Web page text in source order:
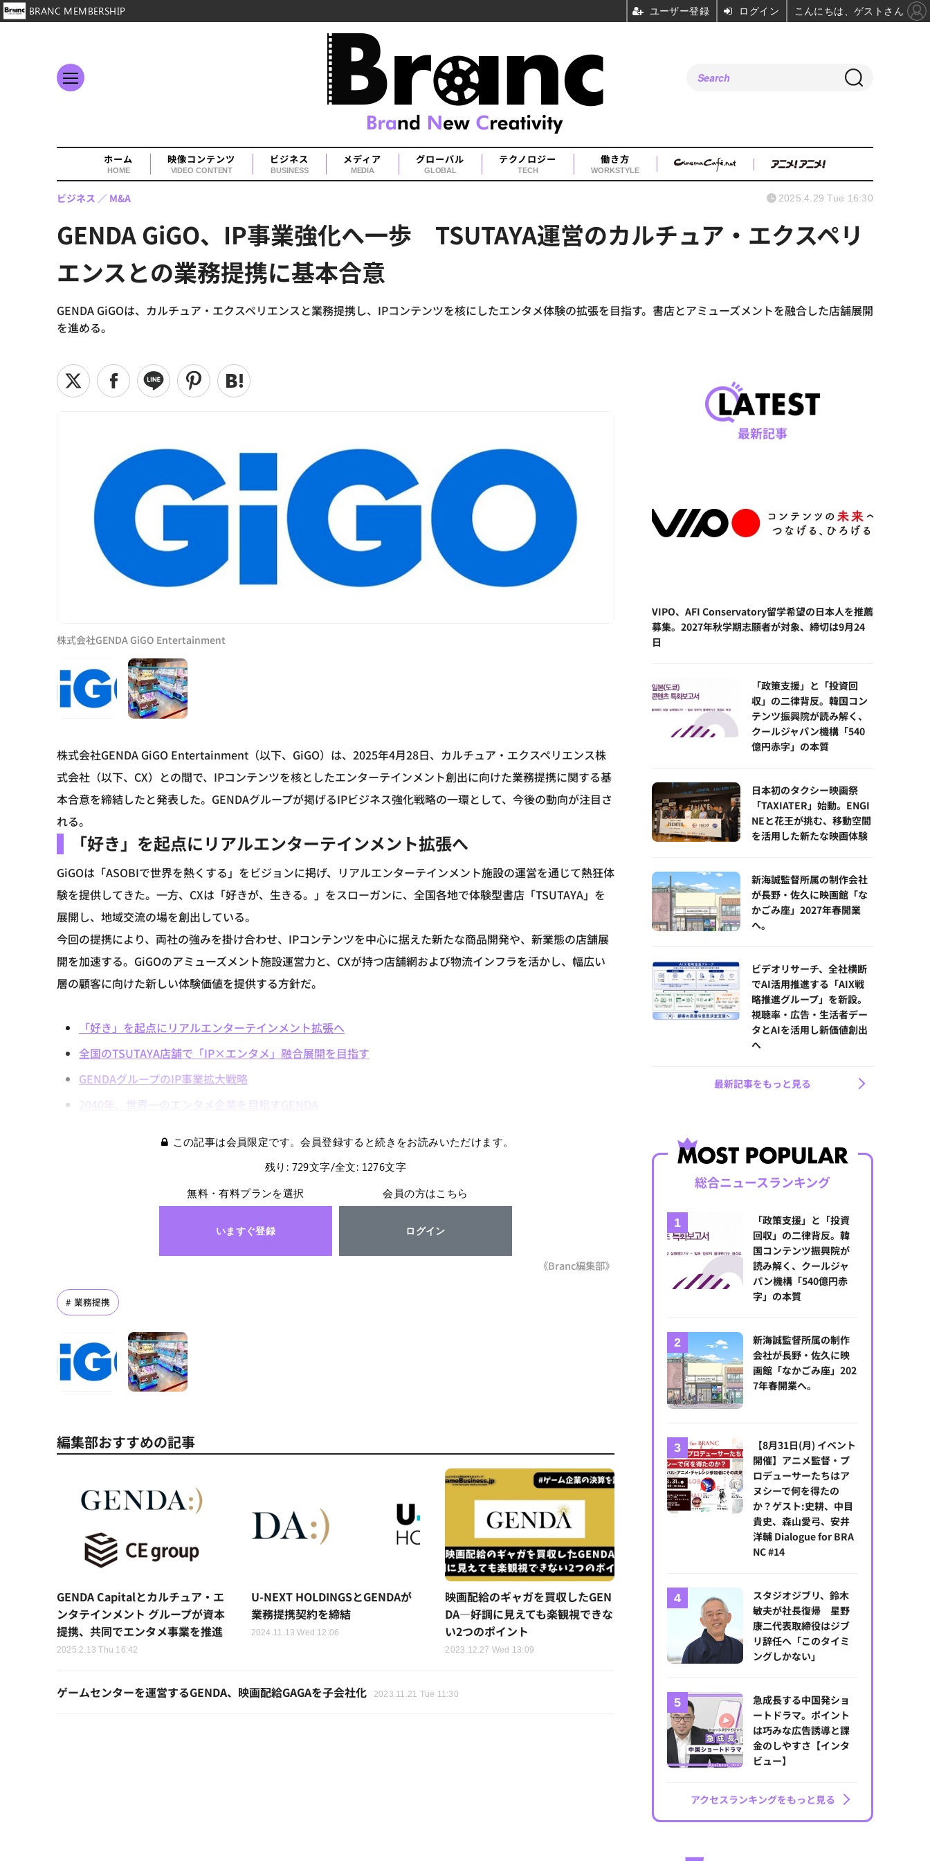
ホーム
HOME
映像コンテンツ
VIDEO CONTENT
ビジネス
BUSINESS
メディア
MEDIA
グローバル
GLOBAL
テクノロジー
TECH
働き方
WORKSTYLE
GENDA GiGO、IP事業強化へ一歩 TSUTAYA運営のカルチュア・エクスペリ
エンスとの業務提携に基本合意
GENDA GiGOは、カルチュア・エクスペリエンスと業務提携し、IPコンテンツを核にしたエンタメ体験の拡張を目指す。書店とアミューズメントを融合した店舗展開
を進める。
ビジネス M&A 2025.4.29 Tue 16:30
株式会社GENDA GiGO Entertainment
株式会社GENDA GiGO Entertainment（以下、GiGO）は、2025年4月28日、カルチュア・エクスペリエンス株
式会社（以下、CX）との間で、IPコンテンツを核としたエンターテインメント創出に向けた業務提携に関する基
本合意を締結したと発表した。GENDAグループが掲げるIPビジネス強化戦略の一環として、今後の動向が注目さ
れる。
「好き」を起点にリアルエンターテインメント拡張へ
GiGOは「ASOBIで世界を熱くする」をビジョンに掲げ、リアルエンターテインメント施設の運営を通じて熱狂体
験を提供してきた。一方、CXは「好きが、生きる。」をスローガンに、全国各地で体験型書店「TSUTAYA」を
展開し、地域交流の場を創出している。
今回の提携により、両社の強みを掛け合わせ、IPコンテンツを中心に据えた新たな商品開発や、新業態の店舗展
開を加速する。GiGOのアミューズメント施設運営力と、CXが持つ店舗網および物流インフラを活かし、幅広い
層の顧客に向けた新しい体験価値を提供する方針だ。
「好き」を起点にリアルエンターテインメント拡張へ
全国のTSUTAYA店舗で「IP×エンタメ」融合展開を目指す
GENDAグループのIP事業拡大戦略
2040年、世界一のエンタメ企業を目指すGENDA
この記事は会員限定です。会員登録すると続きをお読みいただけます。
残り: 729文字/全文: 1276文字
無料・有料プランを選択
いますぐ登録
会員の方はこちら
ログイン
《Branc編集部》
業務提携
編集部おすすめの記事
GENDA Capitalとカルチュア・エ
ンタテインメント グループが資本
提携、共同でエンタメ事業を推進
2025.2.13 Thu 16:42
U-NEXT HOLDINGSとGENDAが
業務提携契約を締結
2024.11.13 Wed 12:06
映画配給のギャガを買収したGEN
DA―好調に見えても楽観視できな
い2つのポイント
2023.12.27 Wed 13:09
ゲームセンターを運営するGENDA、映画配給GAGAを子会社化 2023.11.21 Tue 11:30
最新記事
VIPO、AFI Conservatory留学希望の日本人を推薦
募集。2027年秋学期志願者が対象、締切は9月24
日
「政策支援」と「投資回
収」の二律背反。韓国コン
テンツ振興院が読み解く、
クールジャパン機構「540
億円赤字」の本質
日本初のタクシー映画祭
「TAXIATER」始動。ENGI
NEと花王が挑む、移動空間
を活用した新たな映画体験
新海誠監督所属の制作会社
が長野・佐久に映画館「な
かごみ座」2027年春開業
へ。
ビデオリサーチ、全社横断
でAI活用推進する「AIX戦
略推進グループ」を新設。
視聴率・広告・生活者デー
タとAIを活用し新価値創出
へ
最新記事をもっと見る
総合ニュースランキング
「政策支援」と「投資
回収」の二律背反。韓
国コンテンツ振興院が
読み解く、クールジャ
パン機構「540億円赤
字」の本質
新海誠監督所属の制作
会社が長野・佐久に映
画館「なかごみ座」202
7年春開業へ。
【8月31日(月) イベント
開催】アニメ監督・プ
ロデューサーたちはア
ヌシーで何を得たの
か？ゲスト:史耕、中目
貴史、森山愛弓、安井
洋輔 Dialogue for BRA
NC #14
スタジオジブリ、鈴木
敏夫が社長復帰 星野
康二代表取締役はジブ
リ辞任へ「このタイミ
ングしかない」
急成長する中国発ショ
ートドラマ。ポイント
は巧みな広告誘導と課
金のしやすさ【インタ
ビュー】
アクセスランキングをもっと見る
BRANC MEMBERSHIP ユーザー登録 ログイン こんにちは、ゲストさん